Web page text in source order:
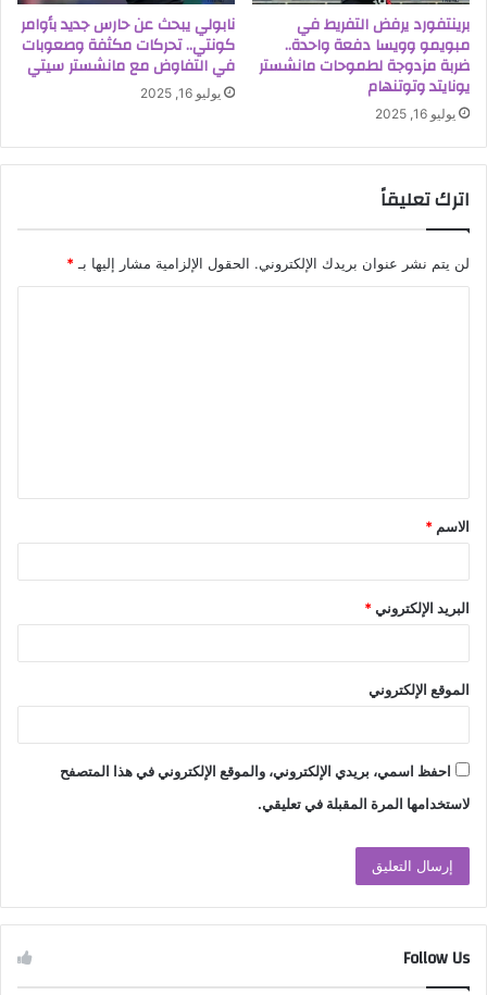
برينتفورد يرفض التفريط في
مبويمو وويسا دفعة واحدة..
ضربة مزدوجة لطموحات مانشستر
يونايتد وتوتنهام
يوليو 16, 2025
نابولي يبحث عن حارس جديد بأوامر
كونتي.. تحركات مكثفة وصعوبات
في التفاوض مع مانشستر سيتي
يوليو 16, 2025
اترك تعليقاً
لن يتم نشر عنوان بريدك الإلكتروني. الحقول الإلزامية مشار إليها بـ*
ق
*
الاسم *
البريد الإلكتروني*
الموقع الإلكتروني
احفظ اسمي، بريدي الإلكتروني، والموقع الإلكتروني في هذا المتصفح
لاستخدامها المرة المقبلة في تعليقي.
Follow Us